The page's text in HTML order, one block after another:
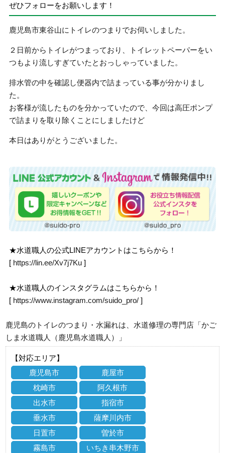
ぜひフォローをお願いします！
鹿児島市東谷山にトイレのつまりでお伺いしました。
２日前からトイレがつまっており、トイレットペーパーをい
つもより流しすぎていたとおっしゃっていました。
排水管の中を確認し便器内で詰まっている事が分かりまし
た。
お客様が流したものを分かっていたので、今回は高圧ポンプ
で詰まりを取り除くことにしましたけど
本日はありがとうございました。
★水道職人の公式LINEアカウントはこちらから！
[ https://lin.ee/Xv7j7Ku ]
★水道職人のインスタグラムはこちらから！
[ https://www.instagram.com/suido_pro/ ]
鹿児島のトイレのつまり・水漏れは、水道修理の専門店「かご
しま水道職人（鹿児島水道職人）」
【対応エリア】
鹿児島市
鹿屋市
枕崎市
阿久根市
出水市
指宿市
垂水市
薩摩川内市
日置市
曽於市
霧島市
いちき串木野市